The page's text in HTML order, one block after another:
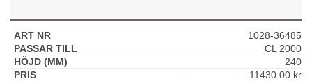
1028-36485
CL 2000
240
11430.00 kr